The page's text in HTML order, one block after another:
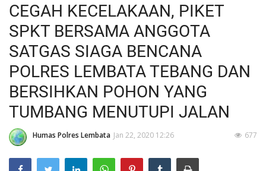
Beranda
Binkam
Terms & Conditions
Giat Ops
Reskrim
Polisi Kita
Lantas
CEGAH KECELAKAAN, PIKET
SPKT BERSAMA ANGGOTA
SATGAS SIAGA BENCANA
POLRES LEMBATA TEBANG DAN
BERSIHKAN POHON YANG
TUMBANG MENUTUPI JALAN
Humas Polres Lembata Jan 22, 2020 12:26 677